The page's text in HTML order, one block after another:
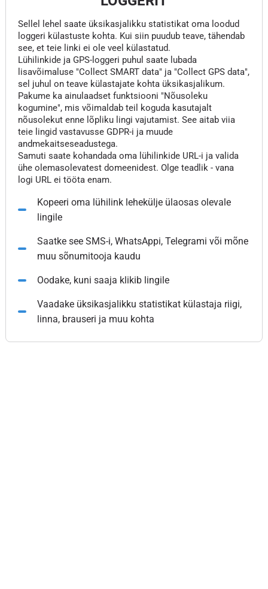
Sellel lehel saate üksikasjalikku statistikat oma loodud
loggeri külastuste kohta. Kui siin puudub teave, tähendab
see, et teie linki ei ole veel külastatud.
Lühilinkide ja GPS-loggeri puhul saate lubada
lisavõimaluse "Collect SMART data" ja "Collect GPS data",
sel juhul on teave külastajate kohta üksikasjalikum.
Pakume ka ainulaadset funktsiooni "Nõusoleku
kogumine", mis võimaldab teil koguda kasutajalt
nõusolekut enne lõpliku lingi vajutamist. See aitab viia
teie lingid vastavusse GDPR-i ja muude
andmekaitseseadustega.
Samuti saate kohandada oma lühilinkide URL-i ja valida
ühe olemasolevatest domeenidest. Olge teadlik - vana
logi URL ei tööta enam.
Kopeeri oma lühilink lehekülje ülaosas olevale
lingile
Saatke see SMS-i, WhatsAppi, Telegrami või mõne
muu sõnumitooja kaudu
Oodake, kuni saaja klikib lingile
Vaadake üksikasjalikku statistikat külastaja riigi,
linna, brauseri ja muu kohta